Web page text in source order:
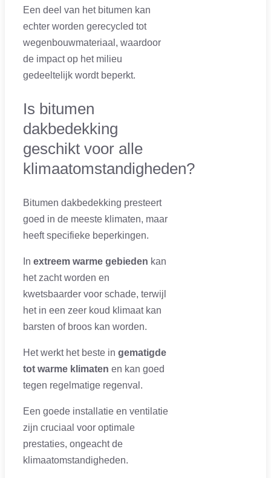
Een deel van het bitumen kan
echter worden gerecycled tot
wegenbouwmateriaal, waardoor
de impact op het milieu
gedeeltelijk wordt beperkt.
Is bitumen
dakbedekking
geschikt voor alle
klimaatomstandigheden?
Bitumen dakbedekking presteert
goed in de meeste klimaten, maar
heeft specifieke beperkingen.
In extreem warme gebieden kan
het zacht worden en
kwetsbaarder voor schade, terwijl
het in een zeer koud klimaat kan
barsten of broos kan worden.
Het werkt het beste in gematigde
tot warme klimaten en kan goed
tegen regelmatige regenval.
Een goede installatie en ventilatie
zijn cruciaal voor optimale
prestaties, ongeacht de
klimaatomstandigheden.